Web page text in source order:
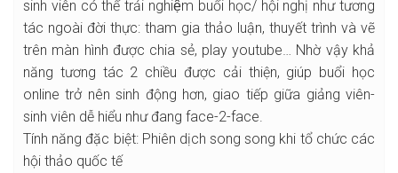
sinh viên có thể trải nghiệm buổi học/ hội nghị như tương
tác ngoài đời thực: tham gia thảo luận, thuyết trình và vẽ
trên màn hình được chia sẻ, play youtube… Nhờ vậy khả
năng tương tác 2 chiều được cải thiện, giúp buổi học
online trở nên sinh động hơn, giao tiếp giữa giảng viên-
sinh viên dễ hiểu như đang face-2-face.
Tính năng đặc biệt: Phiên dịch song song khi tổ chức các
hội thảo quốc tế